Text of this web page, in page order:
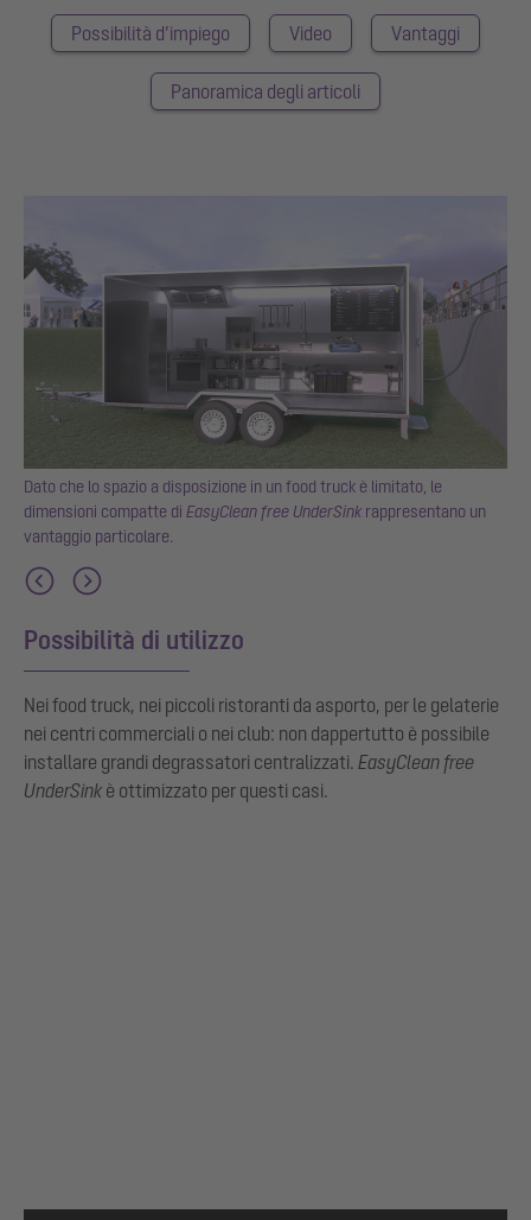
Possibilità d’impiego Video Vantaggi
Panoramica degli articoli
Dato che lo spazio a disposizione in un food truck è limitato, le
dimensioni compatte di EasyClean free UnderSink rappresentano un
vantaggio particolare.
Possibilità di utilizzo
Nei food truck, nei piccoli ristoranti da asporto, per le gelaterie
nei centri commerciali o nei club: non dappertutto è possibile
installare grandi degrassatori centralizzati. EasyClean free
UnderSink è ottimizzato per questi casi.